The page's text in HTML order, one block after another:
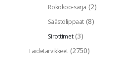
Rokokoo-sarja (2)
Säästölippaat (8)
Sirottimet (3)
Taidetarvikkeet (2750)